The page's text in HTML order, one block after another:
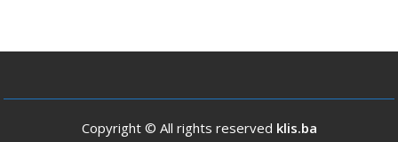
Copyright © All rights reserved klis.ba